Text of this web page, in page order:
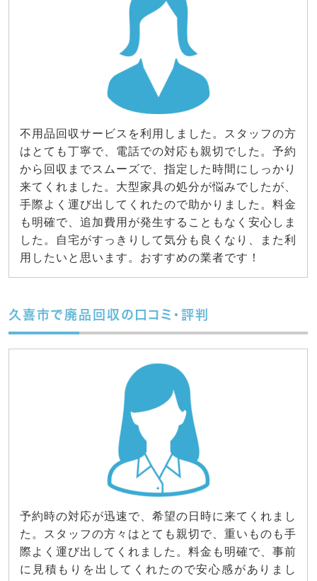
不用品回収サービスを利用しました。スタッフの方
はとても丁寧で、電話での対応も親切でした。予約
から回収までスムーズで、指定した時間にしっかり
来てくれました。大型家具の処分が悩みでしたが、
手際よく運び出してくれたので助かりました。料金
も明確で、追加費用が発生することもなく安心しま
した。自宅がすっきりして気分も良くなり、また利
用したいと思います。おすすめの業者です！
久喜市で廃品回収の口コミ・評判
予約時の対応が迅速で、希望の日時に来てくれまし
た。スタッフの方々はとても親切で、重いものも手
際よく運び出してくれました。料金も明確で、事前
に見積もりを出してくれたので安心感がありまし